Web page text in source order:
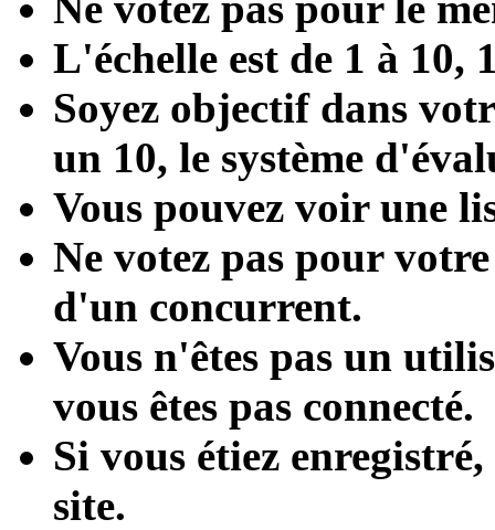
L'échelle est de 1 à 10,
Soyez objectif dans
un 10, le système
Vous pouvez voir une
Ne votez pas pour
d'un concurrent.
Vous n'êtes pas un
vous êtes pas connecté.
Si vous étiez
site.